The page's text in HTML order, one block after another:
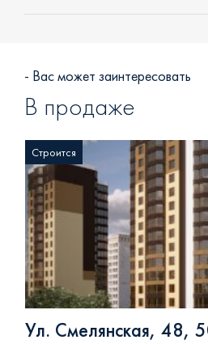
+38 (093) 293 8250
- Вас может заинтересовать
В продаже
Строится
Ул. Смелянская, 48,